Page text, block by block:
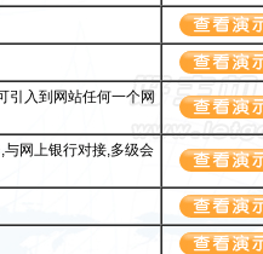
引入到网站任何一个网
网上银行对接,多级会